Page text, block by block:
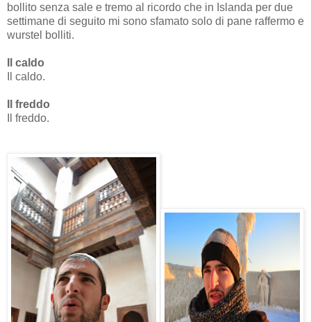
bollito senza sale e tremo al ricordo che in Islanda per due
settimane di seguito mi sono sfamato solo di pane raffermo e
wurstel bolliti.
Il caldo
Il caldo.
Il freddo
Il freddo.